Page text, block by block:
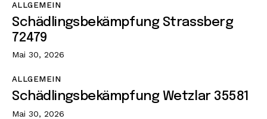
ALLGEMEIN
Schädlingsbekämpfung Strassberg
72479
Mai 30, 2026
ALLGEMEIN
Schädlingsbekämpfung Wetzlar 35581
Mai 30, 2026